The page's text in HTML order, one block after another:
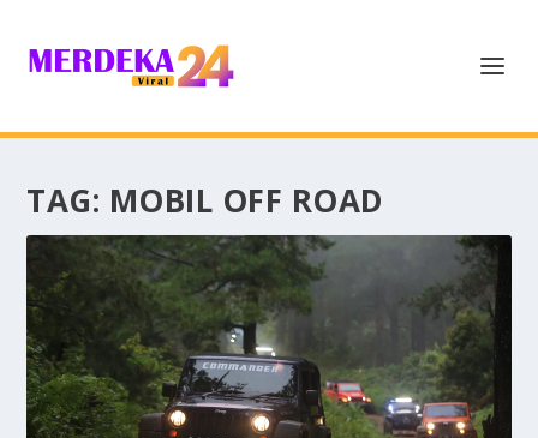
TAG: MOBIL OFF ROAD